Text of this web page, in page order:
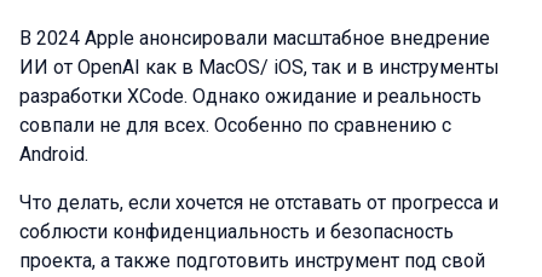
В 2024 Apple анонсировали масштабное внедрение
ИИ от OpenAI как в MacOS/ iOS, так и в инструменты
разработки XCode. Однако ожидание и реальность
совпали не для всех. Особенно по сравнению с
Android.
Что делать, если хочется не отставать от прогресса и
соблюсти конфиденциальность и безопасность
проекта, а также подготовить инструмент под свой